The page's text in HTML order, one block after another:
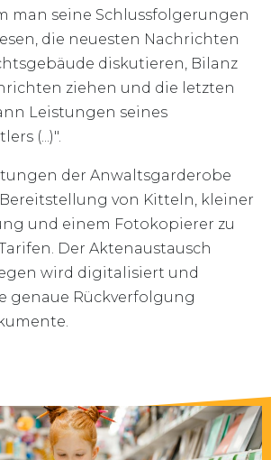
man seine Schlussfolgerungen
die neuesten Nachrichten
diskutieren, Bilanz
ziehen und die letzten
Leistungen seines
(...)".
der Anwaltsgarderobe
von Kitteln, kleiner
und einem Fotokopierer zu
Der Aktenaustausch
wird digitalisiert und
genaue Rückverfolgung
Druck, kleine Büromaterialien,